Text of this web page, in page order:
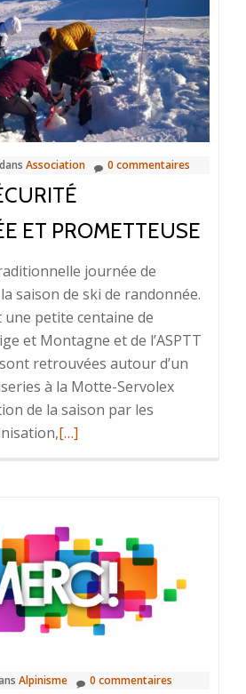
skis
2024
:
de
mieux
en
mieux
Association 0 commentaires
ET PROMETTEUSE
journée de
saison de ski de randonnée.
une petite centaine de
et Montagne et de l’ASPTT
retrouvées autour d’un
à la Motte-Servolex
de la saison par les
En
sécurité
ensoleillée
et
prometteuse
[…]
Alpinisme 0 commentaires